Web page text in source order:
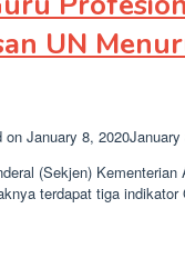
UN
on January 8, 2020
(Sekjen)
terdapat tiga indikator